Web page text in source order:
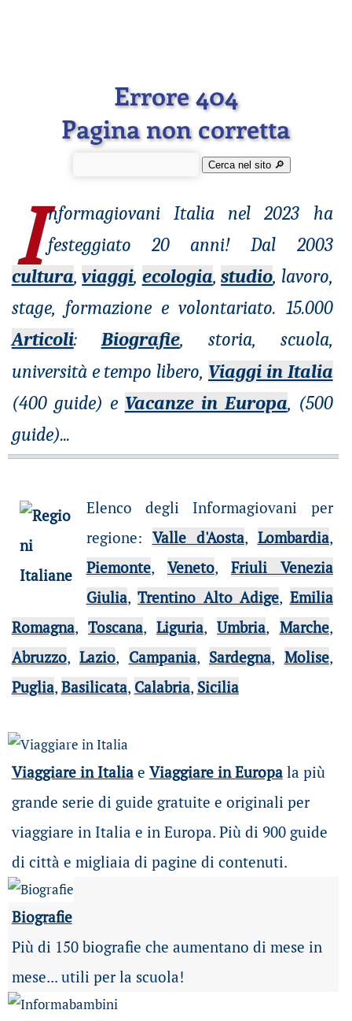
Errore 404
Pagina non corretta
Cerca nel sito 🔎︎
I nformagiovaniItalia nel 2023 ha
festeggiato 20 anni! Dal 2003
cultura,viaggi, ecologia,studio, lavoro,
stage, formazione e volontariato. 15.000
Articoli: Biografie, storia, scuola,
università e tempo libero, Viaggi in Italia
(400 guide) e Vacanze in Europa, (500
guide)...
Elenco degli Informagiovani per
regione: Valle d'Aosta, Lombardia,
Piemonte, Veneto,Friuli Venezia
Giulia,Trentino Alto Adige, Emilia
Romagna, Toscana,Liguria,Umbria, Marche,
Abruzzo,Lazio, Campania, Sardegna, Molise,
Puglia, Basilicata, Calabria, Sicilia
Viaggiare in Italiae Viaggiare in Europala più
grande serie di guide gratuite e originali per
viaggiare in Italia e in Europa. Più di 900 guide
di città e migliaia di pagine di contenuti.
Biografie
Più di 150 biografie che aumentano di mese in
mese... utili per la scuola!